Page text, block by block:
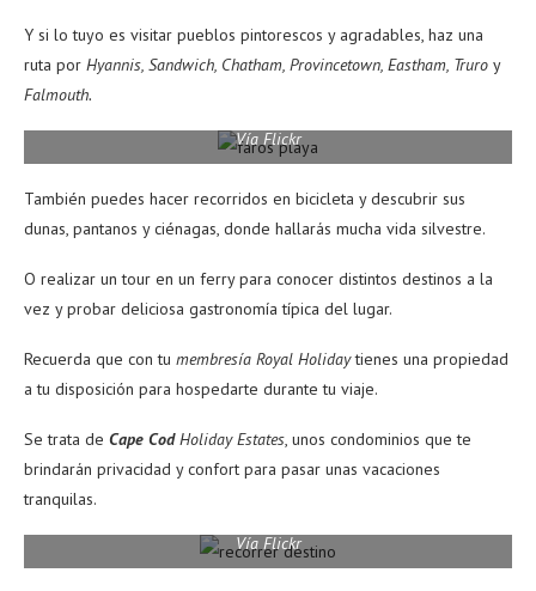
Y si lo tuyo es visitar pueblos pintorescos y agradables, haz una
ruta por Hyannis, Sandwich, Chatham, Provincetown, Eastham, Truro y
Falmouth.
Vía Flickr
También puedes hacer recorridos en bicicleta y descubrir sus
dunas, pantanos y ciénagas, donde hallarás mucha vida silvestre.
O realizar un tour en un ferry para conocer distintos destinos a la
vez y probar deliciosa gastronomía típica del lugar.
Recuerda que con tu membresía Royal Holidaytienes una propiedad
a tu disposición para hospedarte durante tu viaje.
Se trata de Cape CodHoliday Estates, unos condominios que te
brindarán privacidad y confort para pasar unas vacaciones
tranquilas.
Vía Flickr